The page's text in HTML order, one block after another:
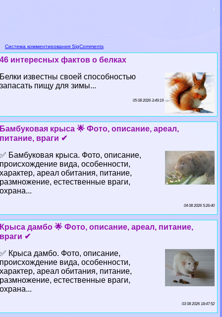
Система комментирования SigComments
46 интересных фактов о белках
Белки известны своей способностью
запасать пищу для зимы...
05 08 2026 3:49:19
Бамбуковая крыса 🌟 Фото, описание, ареал,
питание, враги ✔
✅ Бамбуковая крыса. Фото, описание,
происхождение вида, особенности,
хаpaктер, ареал обитания, питание,
размножение, естественные враги,
охрана...
04 08 2026 5:26:40
Крыса дамбо 🌟 Фото, описание, ареал, питание,
враги ✔
✅ Крыса дамбо. Фото, описание,
происхождение вида, особенности,
хаpaктер, ареал обитания, питание,
размножение, естественные враги,
охрана...
03 08 2026 18:47:52